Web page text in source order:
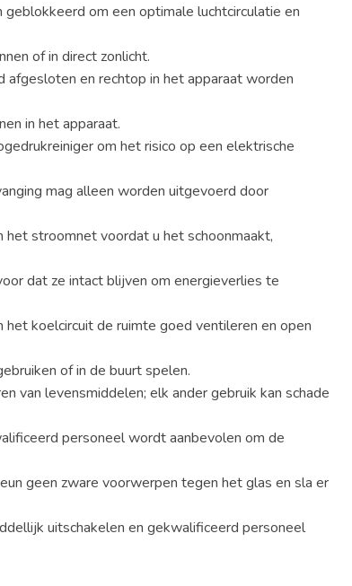
om een optimale luchtcirculatie en
of in direct zonlicht.
en rechtop in het apparaat worden
in het apparaat.
om het risico op een elektrische
mag alleen worden uitgevoerd door
stroomnet voordat u het schoonmaakt,
dat ze intact blijven om energieverlies te
koelcircuit de ruimte goed ventileren en open
of in de buurt spelen.
van levensmiddelen; elk ander gebruik kan schade
personeel wordt aanbevolen om de
geen zware voorwerpen tegen het glas en sla er
uitschakelen en gekwalificeerd personeel